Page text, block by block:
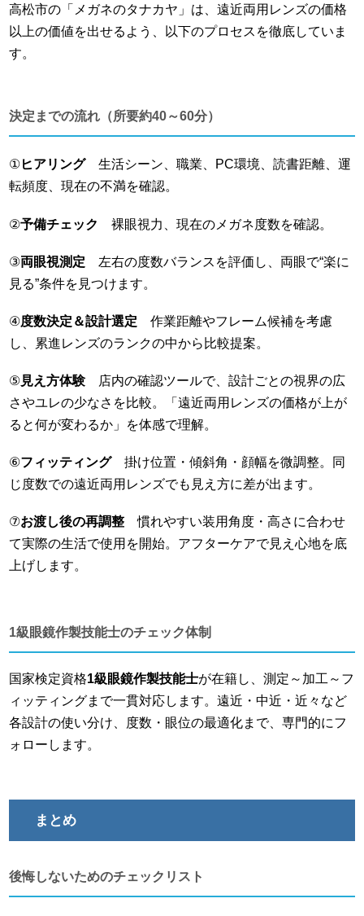
高松市の「メガネのタナカヤ」は、遠近両用レンズの価格
以上の価値を出せるよう、以下のプロセスを徹底していま
す。
決定までの流れ（所要約40～60分）
①ヒアリング生活シーン、職業、PC環境、読書距離、運
転頻度、現在の不満を確認。
②予備チェック 裸眼視力、現在のメガネ度数を確認。
③両眼視測定 左右の度数バランスを評価し、両眼で“楽に
見る”条件を見つけます。
④度数決定＆設計選定 作業距離やフレーム候補を考慮
し、累進レンズのランクの中から比較提案。
⑤見え方体験店内の確認ツールで、設計ごとの視界の広
さやユレの少なさを比較。「遠近両用レンズの価格が上が
ると何が変わるか」を体感で理解。
⑥フィッティング掛け位置・傾斜角・顔幅を微調整。同
じ度数での遠近両用レンズでも見え方に差が出ます。
⑦お渡し後の再調整 慣れやすい装用角度・高さに合わせ
て実際の生活で使用を開始。アフターケアで見え心地を底
上げします。
1級眼鏡作製技能士のチェック体制
国家検定資格1級眼鏡作製技能士が在籍し、測定～加工～フ
ィッティングまで一貫対応します。遠近・中近・近々など
各設計の使い分け、度数・眼位の最適化まで、専門的にフ
ォローします。
まとめ
後悔しないためのチェックリスト